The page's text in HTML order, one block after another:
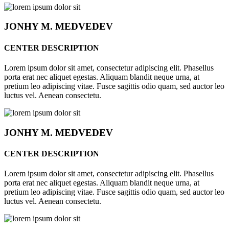
JONHYM. MEDVEDEV
CENTER DESCRIPTION
Lorem ipsum dolor sit amet, consectetur adipiscing elit. Phasellus
porta erat nec aliquet egestas. Aliquam blandit neque urna, at
pretium leo adipiscing vitae. Fusce sagittis odio quam, sed auctor leo
luctus vel. Aenean consectetu.
JONHYM. MEDVEDEV
CENTER DESCRIPTION
Lorem ipsum dolor sit amet, consectetur adipiscing elit. Phasellus
porta erat nec aliquet egestas. Aliquam blandit neque urna, at
pretium leo adipiscing vitae. Fusce sagittis odio quam, sed auctor leo
luctus vel. Aenean consectetu.